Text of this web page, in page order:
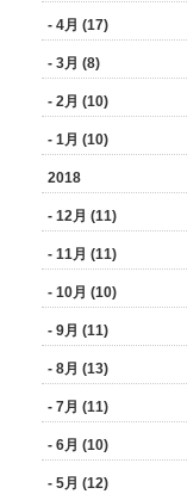
- 4月 (17)
- 3月 (8)
- 2月 (10)
- 1月 (10)
2018
- 12月 (11)
- 11月 (11)
- 10月 (10)
- 9月 (11)
- 8月 (13)
- 7月 (11)
- 6月 (10)
- 5月 (12)